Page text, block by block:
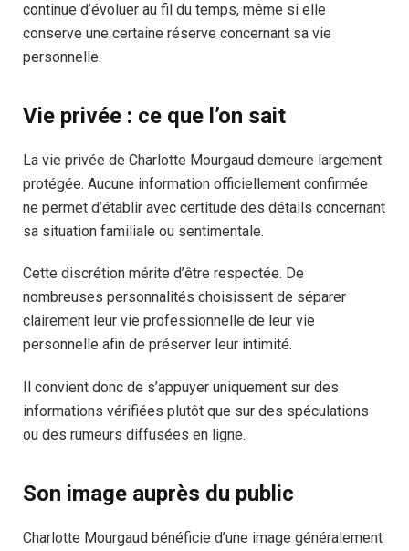
continue d’évoluer au fil du temps, même si elle
conserve une certaine réserve concernant sa vie
personnelle.
Vie privée : ce que l’on sait
La vie privée de Charlotte Mourgaud demeure largement
protégée. Aucune information officiellement confirmée
ne permet d’établir avec certitude des détails concernant
sa situation familiale ou sentimentale.
Cette discrétion mérite d’être respectée. De
nombreuses personnalités choisissent de séparer
clairement leur vie professionnelle de leur vie
personnelle afin de préserver leur intimité.
Il convient donc de s’appuyer uniquement sur des
informations vérifiées plutôt que sur des spéculations
ou des rumeurs diffusées en ligne.
Son image auprès du public
Charlotte Mourgaud bénéficie d’une image généralement